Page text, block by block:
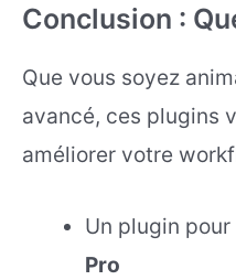
Conclusion :
Que vous soyez
avancé, ces plugins
améliorer votre
Un plugin
Pro